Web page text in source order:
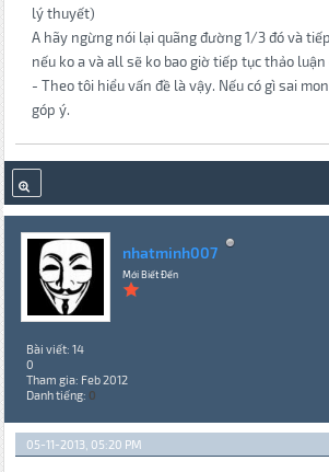
lý thuyết)
A hãy ngừng nói lại quãng đường 1/3 đó và
nếu ko a và all sẽ ko bao giờ tiếp tục thảo luận
- Theo tôi hiểu vấn đề là vậy. Nếu có gì sai
góp ý.
nhatminh007
Mới Biết Đến
Bài viết: 14
0
Tham gia: Feb 2012
Danh tiếng: 0
05-11-2013, 05:20 PM